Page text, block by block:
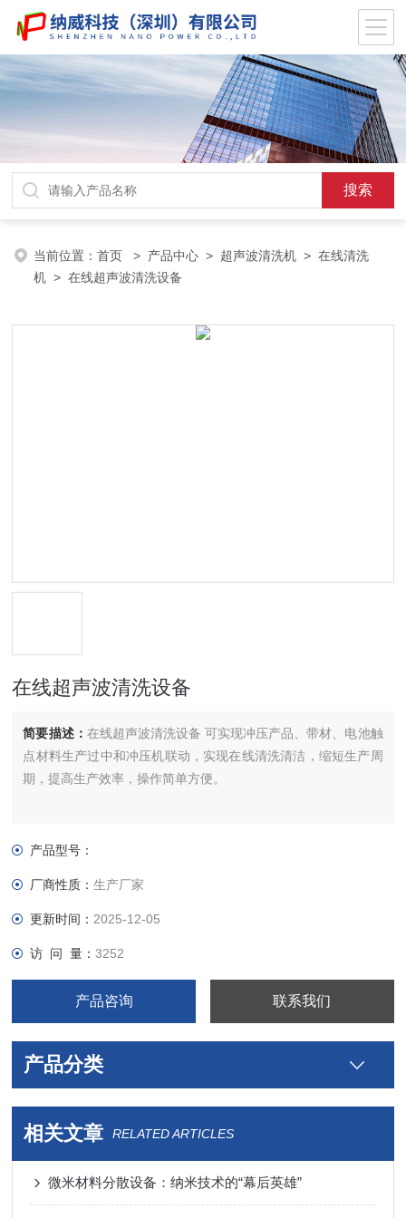
当前位置：首页 > 产品中心 > 超声波清洗机 >在线清洗
机 > 在线超声波清洗设备
在线超声波清洗设备
简要描述： 在线超声波清洗设备 可实现冲压产品、带材、电池触
点材料生产过中和冲压机联动，实现在线清洗清洁，缩短生产周
期，提高生产效率，操作简单方便。
产品型号：
厂商性质：生产厂家
更新时间： 2025-12-05
访 问 量：3252
产品咨询 联系我们
产品分类
相关文章 RELATED ARTICLES
微米材料分散设备：纳米技术的“幕后英雄”